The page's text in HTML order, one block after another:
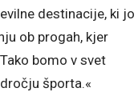
destinacije, ki jo
ob progah, kjer
bomo v svet
športa.«